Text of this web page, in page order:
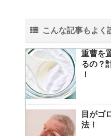
こんな記事もよく
重曹を
るの？
！
目がゴ
法！